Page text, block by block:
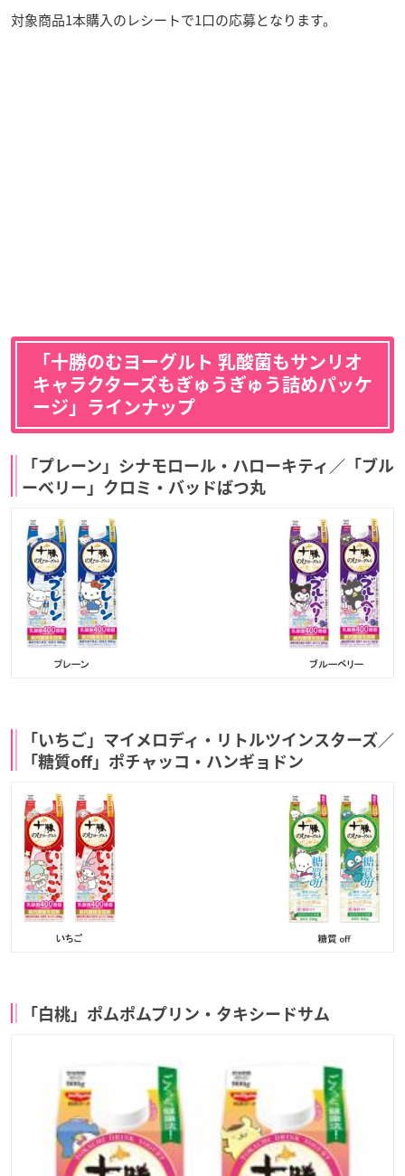
対象商品1本購入のレシートで1口の応募となります。
「十勝のむヨーグルト 乳酸菌もサンリオ
キャラクターズもぎゅうぎゅう詰めパッケ
ージ」ラインナップ
「プレーン」シナモロール・ハローキティ／「ブル
ーベリー」クロミ・バッドばつ丸
「いちご」マイメロディ・リトルツインスターズ／
「糖質off」ポチャッコ・ハンギョドン
「白桃」ポムポムプリン・タキシードサム